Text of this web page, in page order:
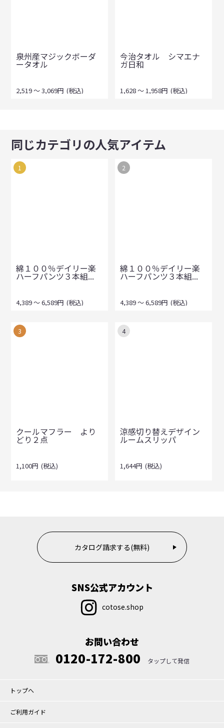
泉州産マジックボーダ
ータオル
2,519～3,069円 (税込)
今治タオル シマエナ
ガ日和
1,628～1,958円 (税込)
同じカテゴリの人気アイテム
1
綿１００％デイリー楽
ハーフパンツ３本組...
4,389～6,589円 (税込)
2
綿１００％デイリー楽
ハーフパンツ３本組...
4,389～6,589円 (税込)
3
クールマフラー より
どり２点
1,100円 (税込)
4
涼感切り替えデザイン
ルームスリッパ
1,644円 (税込)
カタログ請求する(無料)
SNS公式アカウント
cotose.shop
お問い合わせ
0120-172-800
トップへ
ご利用ガイド